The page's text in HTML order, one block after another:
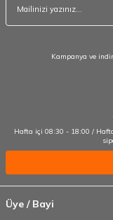
Kampanya ve
Hafta içi 08:30 - 18:00 /
Üye / Bayi